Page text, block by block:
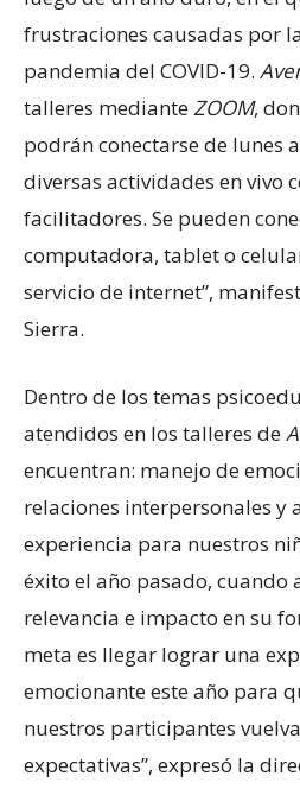
frustraciones causadas por
pandemia del COVID-19.
talleres medianteZOOM,
podrán conectarse de lunes
diversas actividades en vivo
facilitadores. Se pueden
computadora, tablet o
servicio de internet”,
Sierra.
Dentro de los temas
atendidos en los talleres de
encuentran: manejo de
relaciones interpersonales y
experiencia para nuestros
éxito el año pasado, cuando
relevancia e impacto en su
meta es llegar lograr una
emocionante este año para
nuestros participantes
expectativas”, expresó la